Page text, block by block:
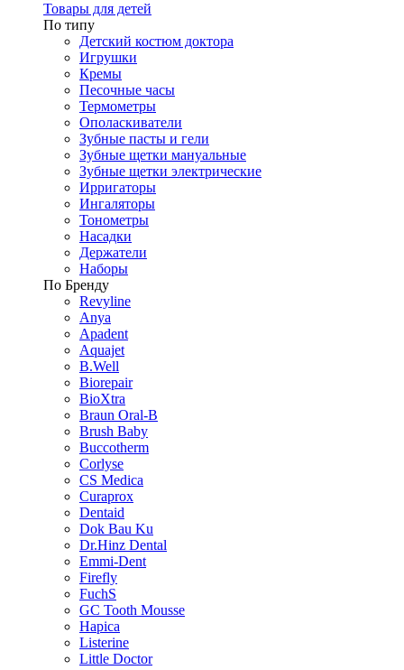
Товары для детей
По типу
Детский костюм доктора
Игрушки
Кремы
Песочные часы
Термометры
Ополаскиватели
Зубные пасты и гели
Зубные щетки мануальные
Зубные щетки электрические
Ирригаторы
Ингаляторы
Тонометры
Насадки
Держатели
Наборы
По Бренду
Revyline
Anya
Apadent
Aquajet
B.Well
Biorepair
BioXtra
Braun Oral-B
Brush Baby
Buccotherm
Corlyse
CS Medica
Curaprox
Dentaid
Dok Bau Ku
Dr.Hinz Dental
Emmi-Dent
Firefly
FuchS
GC Tooth Mousse
Hapica
Listerine
Little Doctor